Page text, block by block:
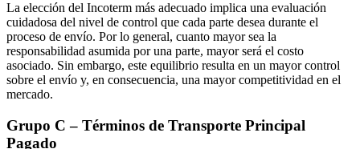
La elección del Incoterm más adecuado implica una evaluación
cuidadosa del nivel de control que cada parte desea durante el
proceso de envío. Por lo general, cuanto mayor sea la
responsabilidad asumida por una parte, mayor será el costo
asociado. Sin embargo, este equilibrio resulta en un mayor control
sobre el envío y, en consecuencia, una mayor competitividad en el
mercado.
Grupo C – Términos de Transporte Principal
Pagado